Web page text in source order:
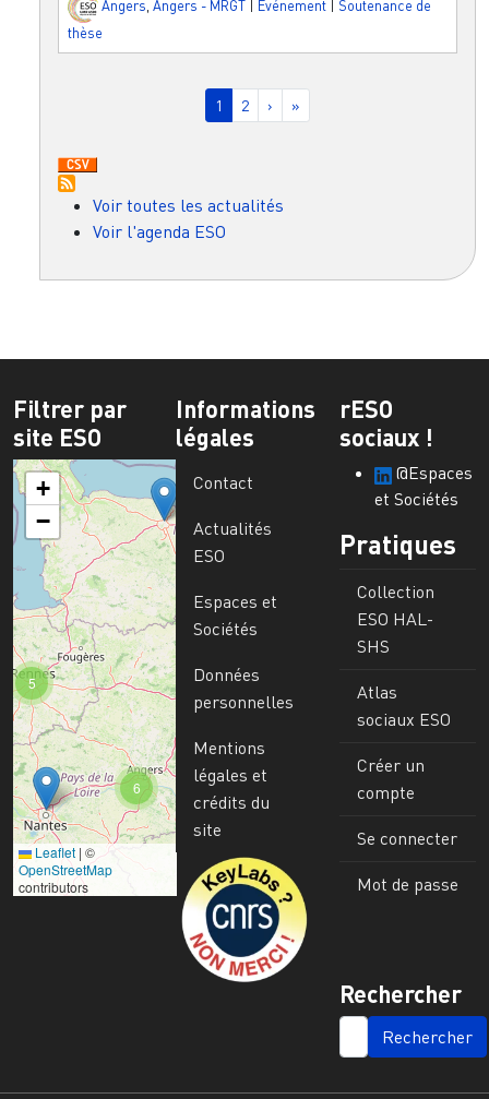
Angers, Angers - MRGT Événement
Soutenance de
thèse
Page courante
1 Page
2 Page suivante
› Dernière page
»
Voir toutes les actualités
Voir l'agenda ESO
Filtrer par
site ESO
6
5
+
−
Leaflet | ©
OpenStreetMap
contributors
Informations
légales
Contact
Actualités
ESO
Espaces et
Sociétés
Données
personnelles
Mentions
légales et
crédits du
site
Image
rESO
sociaux !
@Espaces
et Sociétés
Pratiques
Collection
ESO HAL-
SHS
Atlas
sociaux ESO
Créer un
compte
Se connecter
Mot de passe
Rechercher
SEARCH